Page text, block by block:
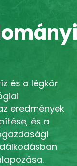
és a légkör
eredmények
és a